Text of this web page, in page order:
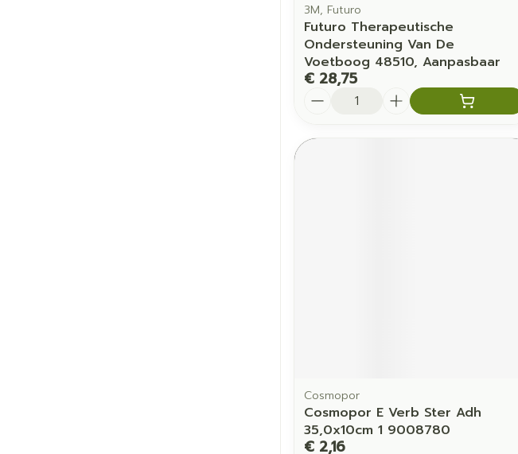
3M, Futuro
Futuro Therapeutische
Ondersteuning Van De
Voetboog 48510, Aanpasbaar
€ 28,75
Cosmopor
Cosmopor E Verb Ster Adh
35,0x10cm 1 9008780
€ 2,16